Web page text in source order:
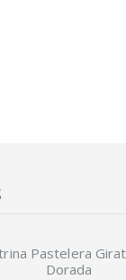
Pastelera
Dorada